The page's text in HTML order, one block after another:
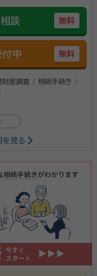
談 無料
中 無料
産調査 / 相続手続き /
田大学法学部卒業
東西線青葉通一番町
ます。主な業務内容
や相続手続きのサポー
ートなどがあります。
や遺産分割協議を経
らゆる手続きをおこな
管理局申請取次行政書士
を見る